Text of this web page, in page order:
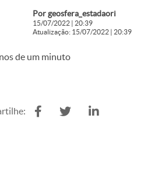
Por geosfera_estadaori
15/07/2022 | 20:39
Atualização: 15/07/2022 | 20:39
de um minuto